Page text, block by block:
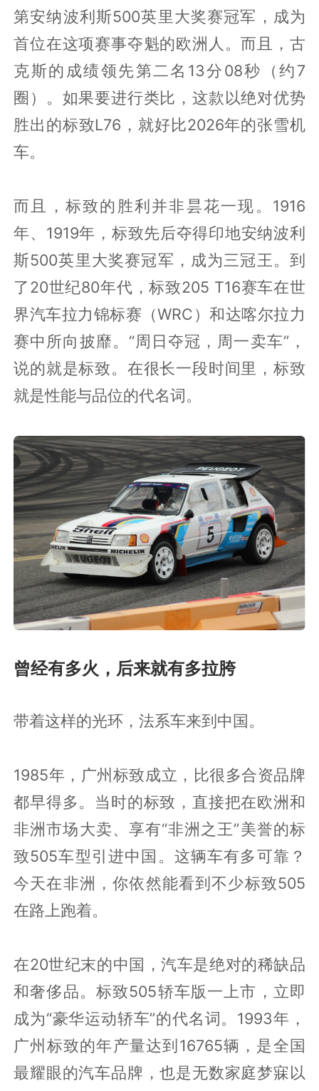
第安纳波利斯500英里大奖赛冠军，成为
首位在这项赛事夺魁的欧洲人。而且，古
克斯的成绩领先第二名13分08秒（约7
圈）。如果要进行类比，这款以绝对优势
胜出的标致L76，就好比2026年的张雪机
车。
而且，标致的胜利并非昙花一现。1916
年、1919年，标致先后夺得印地安纳波利
斯500英里大奖赛冠军，成为三冠王。到
了20世纪80年代，标致205 T16赛车在世
界汽车拉力锦标赛（WRC）和达喀尔拉力
赛中所向披靡。“周日夺冠，周一卖车”，
说的就是标致。在很长一段时间里，标致
就是性能与品位的代名词。
曾经有多火，后来就有多拉胯
带着这样的光环，法系车来到中国。
1985年，广州标致成立，比很多合资品牌
都早得多。当时的标致，直接把在欧洲和
非洲市场大卖、享有“非洲之王”美誉的标
致505车型引进中国。这辆车有多可靠？
今天在非洲，你依然能看到不少标致505
在路上跑着。
在20世纪末的中国，汽车是绝对的稀缺品
和奢侈品。标致505轿车版一上市，立即
成为“豪华运动轿车”的代名词。1993年，
广州标致的年产量达到16765辆，是全国
最耀眼的汽车品牌，也是无数家庭梦寐以